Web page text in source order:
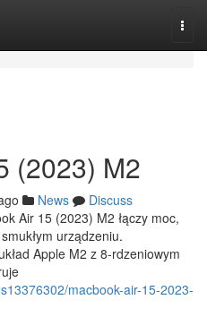
(2023) M2
News
Discuss
Air 15 (2023) M2 łączy moc,
urządzeniu.
Apple M2 z 8-rdzeniowym
macbook-air-15-2023-